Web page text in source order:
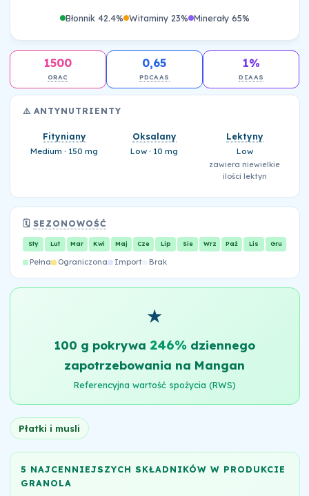
Błonnik 42.4% Witaminy 23% Minerały 65%
1500
ORAC
0,65
PDCAAS
1%
DIAAS
⚠️ ANTYNUTRIENTY
Fityniany
Medium · 150 mg
Oksalany
Low · 10 mg
Lektyny
Low
zawiera niewielkie
ilości lektyn
🗓️SEZONOWOŚĆ
Sty Lut Mar Kwi Maj Cze Lip Sie Wrz Paź Lis Gru
Pełna Ograniczona Import Brak
★
100 g pokrywa 246%dziennego
zapotrzebowania na Mangan
Referencyjna wartość spożycia (RWS)
Płatki i musli
5 NAJCENNIEJSZYCH SKŁADNIKÓW W PRODUKCIE
GRANOLA